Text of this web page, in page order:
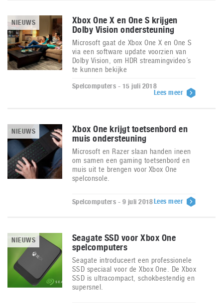
NIEUWS
Xbox One X en One S krijgen
Dolby Vision ondersteuning
Microsoft gaat de Xbox One X en One S
via een software update voorzien van
Dolby Vision, om HDR streamingvideo´s
te kunnen bekijke
Spelcomputers - 15 juli 2018
Lees meer
NIEUWS
Xbox One krijgt toetsenbord en
muis ondersteuning
Microsoft en Razer slaan handen ineen
om samen een gaming toetsenbord en
muis uit te brengen voor Xbox One
spelconsole.
Spelcomputers - 9 juli 2018Lees meer
NIEUWS
Seagate SSD voor Xbox One
spelcomputers
Seagate introduceert een professionele
SSD speciaal voor de Xbox One. De Xbox
SSD is ultracompact, schokbestendig en
supersnel.